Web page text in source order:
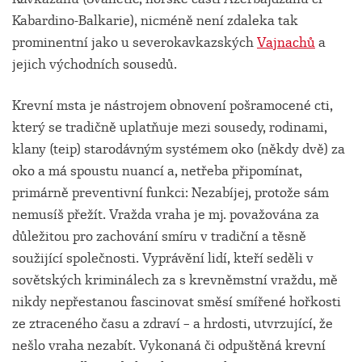
Kabardino-Balkarie), nicméně není zdaleka tak
prominentní jako u severokavkazskýchVajnachůa
jejich východních sousedů.
Krevní msta je nástrojem obnovení pošramocené cti,
který se tradičně uplatňuje mezi sousedy, rodinami,
klany (teip) starodávným systémem oko (někdy dvě) za
oko a má spoustu nuancí a, netřeba připomínat,
primárně preventivní funkci: Nezabíjej, protože sám
nemusíš přežít. Vražda vraha je mj. považována za
důležitou pro zachování smíru v tradiční a těsně
soužijící společnosti. Vyprávění lidí, kteří seděli v
sovětských kriminálech za s krevněmstní vraždu, mě
nikdy nepřestanou fascinovat směsí smířené hořkosti
ze ztraceného času a zdraví – a hrdosti, utvrzující, že
nešlo vraha nezabít. Vykonaná či odpuštěná krevní